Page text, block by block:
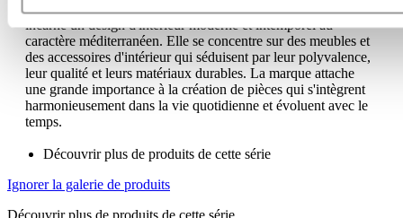
Kave Home est une marque internationale de mobilier qui
incarne un design d'intérieur moderne et intemporel au
caractère méditerranéen. Elle se concentre sur des meubles et
des accessoires d'intérieur qui séduisent par leur polyvalence,
leur qualité et leurs matériaux durables. La marque attache
une grande importance à la création de pièces qui s'intègrent
harmonieusement dans la vie quotidienne et évoluent avec le
temps.
Découvrir plus de produits de cette série
Ignorer la galerie de produits